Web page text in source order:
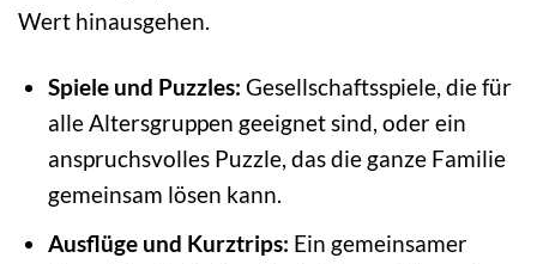
Wert hinausgehen.
Spiele und Puzzles: Gesellschaftsspiele, die für
alle Altersgruppen geeignet sind, oder ein
anspruchsvolles Puzzle, das die ganze Familie
gemeinsam lösen kann.
Ausflüge und Kurztrips: Ein gemeinsamer